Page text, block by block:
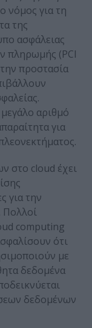
νόμος για τη
της
ασφάλειας
πληρωμής (PCI
προστασία
αριθμό
για
στο cloud έχει
για την
Πολλοί
computing
ότι
με
δεδομένα
δεδομένων